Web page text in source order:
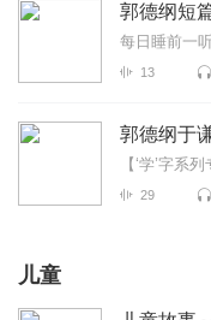
郭德纲短
每日睡前一
13
郭德纲于
29
儿童